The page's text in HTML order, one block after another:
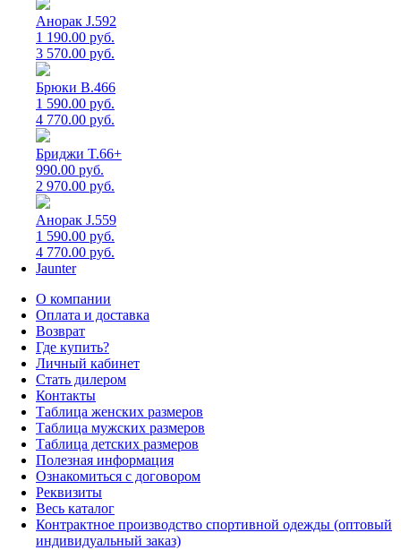
Анорак J.592
1 190.00 руб.
3 570.00 руб.
Брюки B.466
1 590.00 руб.
4 770.00 руб.
Бриджи T.66+
990.00 руб.
2 970.00 руб.
Анорак J.559
1 590.00 руб.
4 770.00 руб.
Jaunter
О компании
Оплата и доставка
Возврат
Где купить?
Личный кабинет
Стать дилером
Контакты
Таблица женских размеров
Таблица мужских размеров
Таблица детских размеров
Полезная информация
Ознакомиться с договором
Реквизиты
Весь каталог
Контрактное производство спортивной одежды (оптовый
индивидуальный заказ)